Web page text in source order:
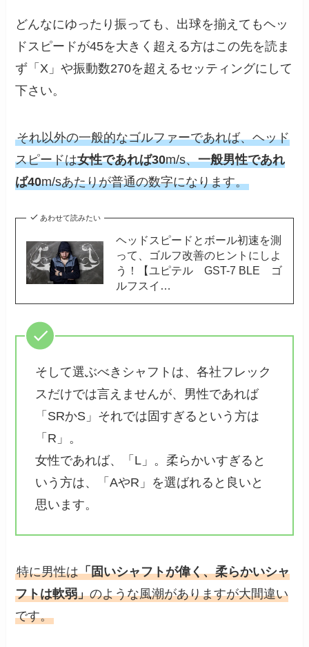
どんなにゆったり振っても、出球を揃えてもヘッ
ドスピードが45を大きく超える方はこの先を読ま
ず「X」や振動数270を超えるセッティングにして
下さい。
それ以外の一般的なゴルファーであれば、ヘッド
スピードは女性であれば30m/s、一般男性であれ
ば40m/sあたりが普通の数字になります。
あわせて読みたい
ヘッドスピードとボール初速を測
って、ゴルフ改善のヒントにしよ
う！【ユピテル GST-7 BLE ゴ
ルフスイ…
そして選ぶべきシャフトは、各社フレック
スだけでは言えませんが、男性であれば
「SRかS」それでは固すぎるという方は
「R」。
女性であれば、「L」。柔らかいすぎると
いう方は、「AやR」を選ばれると良いと
思います。
特に男性は「固いシャフトが偉く、柔らかいシャ
フトは軟弱」のような風潮がありますが大間違い
です。